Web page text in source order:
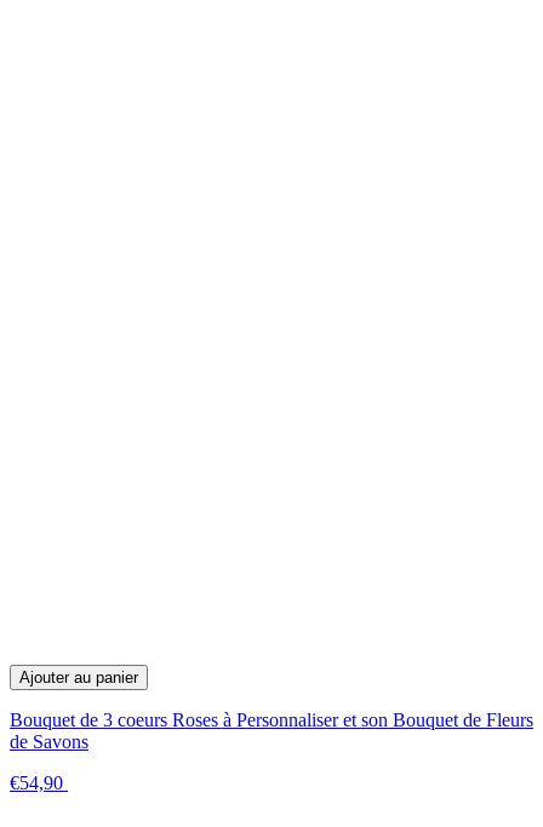
Ajouter au panier
Bouquet de 3 coeurs Roses à Personnaliser et son Bouquet de Fleurs
de Savons
€54,90